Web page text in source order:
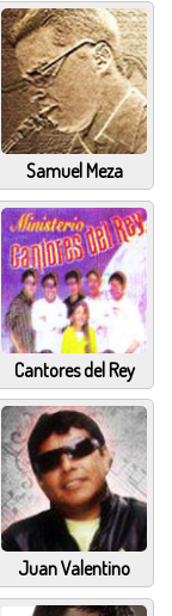
Samuel Meza
Cantores del Rey
Juan Valentino